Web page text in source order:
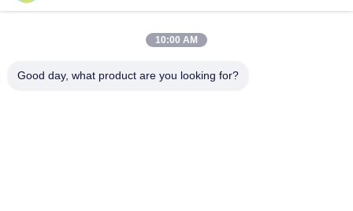
10:00 AM
Good day, what product are you looking for?